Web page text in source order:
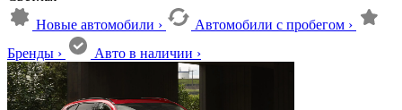
Новые автомобили › Автомобили с пробегом ›
Бренды › Авто в наличии ›